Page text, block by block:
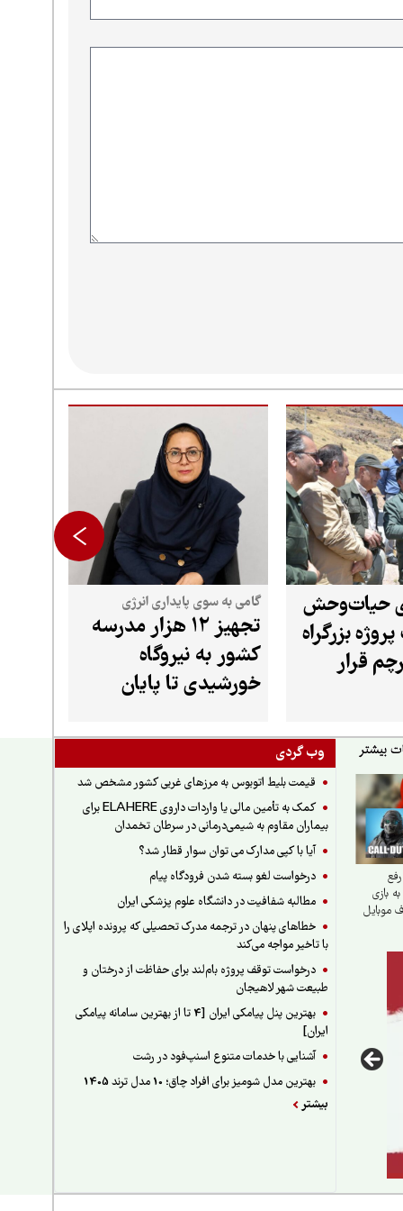
حیات‌وحش
بزرگراه
قرار
گامی به سوی پایداری انرژی
تجهیز ۱۲ هزار مدرسه
کشور به نیروگاه
خورشیدی تا پایان
وب گردی
قیمت بلیط اتوبوس به مرزهای غربی کشور مشخص شد
کمک به تأمین مالی یا واردات داروی ELAHERE برای
بیماران مقاوم به شیمی‌درمانی در سرطان تخمدان
آیا با کپی مدارک می توان سوار قطار شد؟
درخواست لغو بسته شدن فرودگاه پیام
مطالبه شفافیت در دانشگاه علوم پزشکی ایران
خطاهای پنهان در ترجمه مدرک تحصیلی که پرونده اپلای را
با تاخیر مواجه می‌کند
درخواست توقف پروژه بام‌لند برای حفاظت از درختان و
طبیعت شهر لاهیجان
بهترین پنل پیامکی ایران [4 تا از بهترین سامانه پیامکی
ایران]
آشنایی با خدمات متنوع اسنپ‌فود در رشت
بهترین مدل شومیز برای افراد چاق؛ 10 مدل ترند 1405
بیشتر
بازی
موبایل